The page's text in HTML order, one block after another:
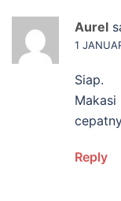
Aurel
1
Siap.
Makasi
Reply